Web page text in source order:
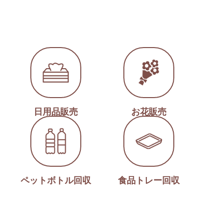
日用品販売 お花販売
ペットボトル回収 食品トレー回収